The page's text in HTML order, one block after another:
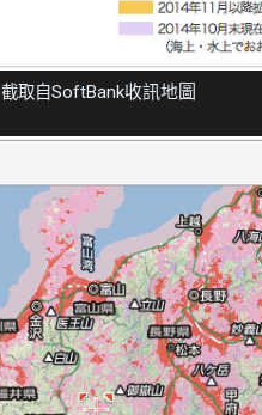
截取自SoftBank收訊地圖